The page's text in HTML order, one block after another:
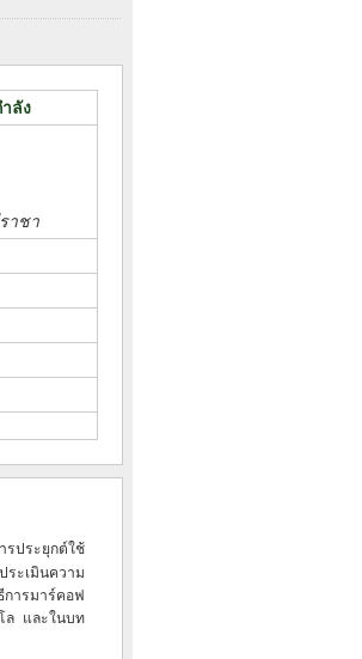
ลัง
าชา
รประยุกต์ใช้
ระเมินความ
การมาร์คอฟ
ล และในบท